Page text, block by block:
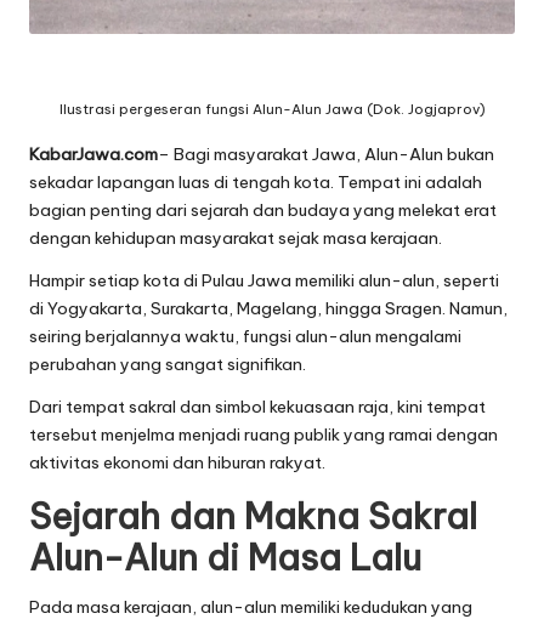
Ilustrasi pergeseran fungsi Alun-Alun Jawa (Dok. Jogjaprov)
KabarJawa.com– Bagi masyarakat Jawa, Alun-Alun bukan
sekadar lapangan luas di tengah kota. Tempat ini adalah
bagian penting dari sejarah dan budaya yang melekat erat
dengan kehidupan masyarakat sejak masa kerajaan.
Hampir setiap kota di Pulau Jawa memiliki alun-alun, seperti
di Yogyakarta, Surakarta, Magelang, hingga Sragen. Namun,
seiring berjalannya waktu, fungsi alun-alun mengalami
perubahan yang sangat signifikan.
Dari tempat sakral dan simbol kekuasaan raja, kini tempat
tersebut menjelma menjadi ruang publik yang ramai dengan
aktivitas ekonomi dan hiburan rakyat.
Sejarah dan Makna Sakral
Alun-Alun di Masa Lalu
Pada masa kerajaan, alun-alun memiliki kedudukan yang